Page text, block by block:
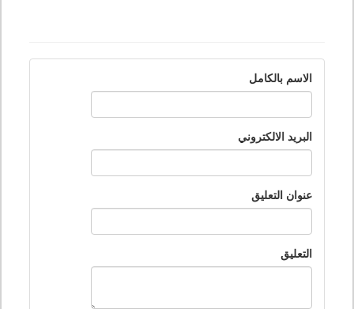
الاسم بالكامل
البريد الالكتروني
عنوان التعليق
التعليق